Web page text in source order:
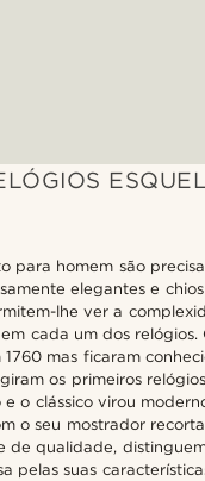
para homem são
elegantes e
lhe ver a
cada um dos relógios.
mas ficaram
os primeiros
o clássico virou
o seu mostrador
de qualidade,
pelas suas